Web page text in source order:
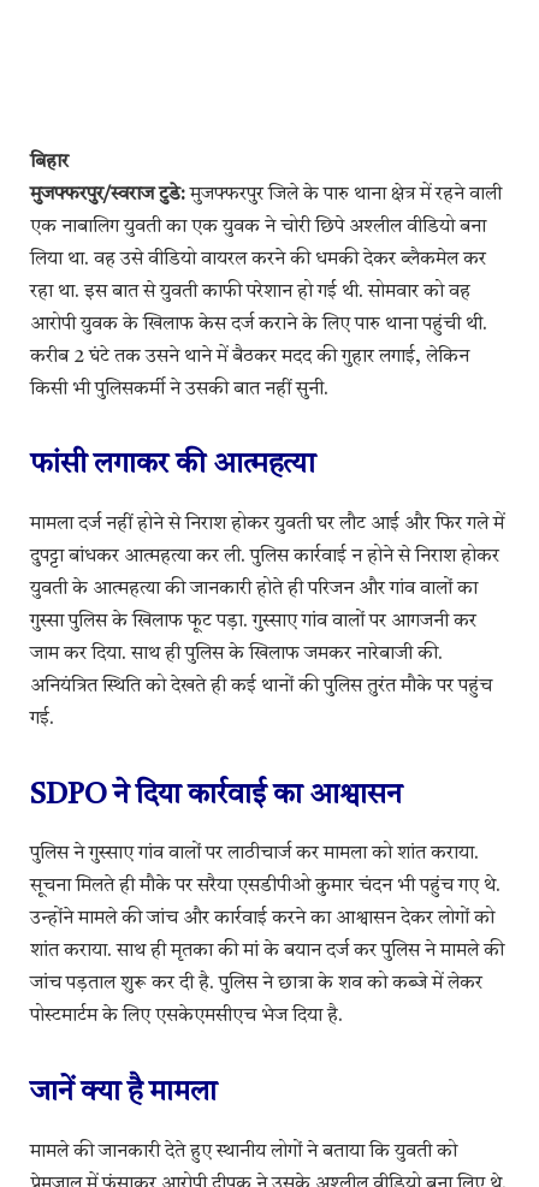
बिहार
मुजफ्फरपुर/स्वराज टुडे:मुजफ्फरपुर जिले के पारु थाना क्षेत्र में रहने वाली
एक नाबालिग युवती का एक युवक ने चोरी छिपे अश्लील वीडियो बना
लिया था. वह उसे वीडियो वायरल करने की धमकी देकर ब्लैकमेल कर
रहा था. इस बात से युवती काफी परेशान हो गई थी. सोमवार को वह
आरोपी युवक के खिलाफ केस दर्ज कराने के लिए पारु थाना पहुंची थी.
करीब 2 घंटे तक उसने थाने में बैठकर मदद की गुहार लगाई, लेकिन
किसी भी पुलिसकर्मी ने उसकी बात नहीं सुनी.
फांसी लगाकर की आत्महत्या
मामला दर्ज नहीं होने से निराश होकर युवती घर लौट आई और फिर गले में
दुपट्टा बांधकर आत्महत्या कर ली. पुलिस कार्रवाई न होने से निराश होकर
युवती के आत्महत्या की जानकारी होते ही परिजन और गांव वालों का
गुस्सा पुलिस के खिलाफ फूट पड़ा. गुस्साए गांव वालों पर आगजनी कर
जाम कर दिया. साथ ही पुलिस के खिलाफ जमकर नारेबाजी की.
अनियंत्रित स्थिति को देखते ही कई थानों की पुलिस तुरंत मौके पर पहुंच
गई.
SDPO ने दिया कार्रवाई का आश्वासन
पुलिस ने गुस्साए गांव वालों पर लाठीचार्ज कर मामला को शांत कराया.
सूचना मिलते ही मौके पर सरैया एसडीपीओ कुमार चंदन भी पहुंच गए थे.
उन्होंने मामले की जांच और कार्रवाई करने का आश्वासन देकर लोगों को
शांत कराया. साथ ही मृतका की मां के बयान दर्ज कर पुलिस ने मामले की
जांच पड़ताल शुरू कर दी है. पुलिस ने छात्रा के शव को कब्जे में लेकर
पोस्टमार्टम के लिए एसकेएमसीएच भेज दिया है.
जानें क्या है मामला
मामले की जानकारी देते हुए स्थानीय लोगों ने बताया कि युवती को